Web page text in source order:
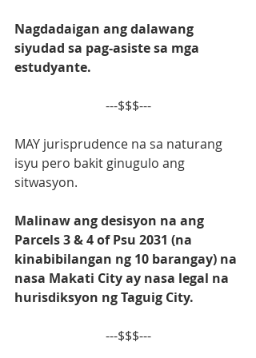
Nagdadaigan ang dalawang
siyudad sa pag-asiste sa mga
estudyante.
---$$$---
MAY jurisprudence na sa naturang
isyu pero bakit ginugulo ang
sitwasyon.
Malinaw ang desisyon na ang
Parcels 3 & 4 of Psu 2031 (na
kinabibilangan ng 10 barangay) na
nasa Makati City ay nasa legal na
hurisdiksyon ng Taguig City.
---$$$---